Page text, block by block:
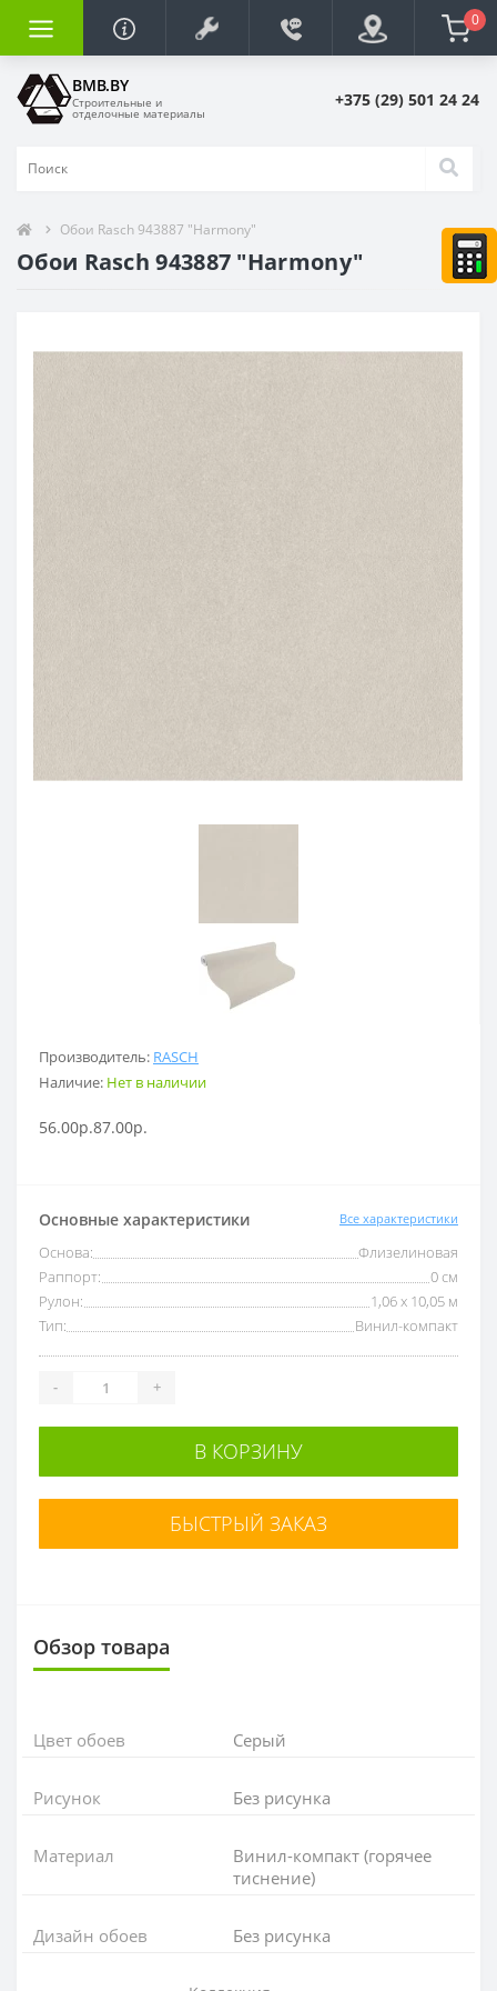
0
BMB.BY
Строительные и
отделочные материалы
+375 (29) 501 24 24
Обои Rasch 943887 "Harmony"
Обои Rasch 943887 "Harmony"
Производитель: RASCH
Наличие: Нет в наличии
56.00р.87.00р.
Основные характеристики Все характеристики
Основа:
Флизелиновая
Раппорт:
0 см
Рулон:
1,06 x 10,05 м
Тип:
Винил-компакт
- +
В КОРЗИНУ
БЫСТРЫЙ ЗАКАЗ
Обзор товара
Цвет обоев Cерый
Рисунок Без рисунка
Материал
Винил-компакт (горячее
тиснение)
Дизайн обоев Без рисунка